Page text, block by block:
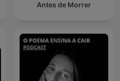
Antes de Morrer